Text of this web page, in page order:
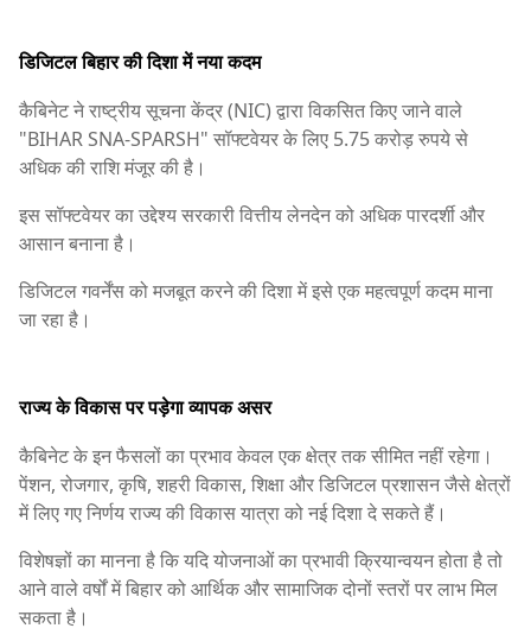
डिजिटल बिहार की दिशा में नया कदम
कैबिनेट ने राष्ट्रीय सूचना केंद्र (NIC) द्वारा विकसित किए जाने वाले
"BIHAR SNA-SPARSH" सॉफ्टवेयर के लिए 5.75 करोड़ रुपये से
अधिक की राशि मंजूर की है।
इस सॉफ्टवेयर का उद्देश्य सरकारी वित्तीय लेनदेन को अधिक पारदर्शी और
आसान बनाना है।
डिजिटल गवर्नेंस को मजबूत करने की दिशा में इसे एक महत्वपूर्ण कदम माना
जा रहा है।
राज्य के विकास पर पड़ेगा व्यापक असर
कैबिनेट के इन फैसलों का प्रभाव केवल एक क्षेत्र तक सीमित नहीं रहेगा।
पेंशन, रोजगार, कृषि, शहरी विकास, शिक्षा और डिजिटल प्रशासन जैसे क्षेत्रों
में लिए गए निर्णय राज्य की विकास यात्रा को नई दिशा दे सकते हैं।
विशेषज्ञों का मानना है कि यदि योजनाओं का प्रभावी क्रियान्वयन होता है तो
आने वाले वर्षों में बिहार को आर्थिक और सामाजिक दोनों स्तरों पर लाभ मिल
सकता है।